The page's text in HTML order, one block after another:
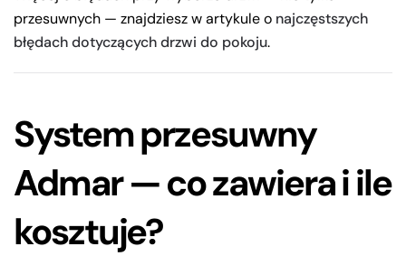
przesuwnych — znajdziesz w artykule o najczęstszych
błędach dotyczących drzwi do pokoju.
System przesuwny
Admar — co zawiera i ile
kosztuje?